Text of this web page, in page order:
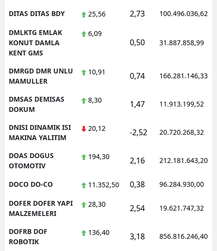
DITAS DITAS BDY 25,56 2,73 100.496.036,62
DMLKTG EMLAK
KONUT DAMLA
KENT GMS
6,09
0,50 31.887.858,99
DMRGD DMR UNLU
MAMULLER
10,91 0,74 166.281.146,33
DMSAS DEMISAS
DOKUM
8,30 1,47 11.913.199,52
DNISI DINAMIK ISI
MAKINA YALITIM
20,12 -2,52 20.720.268,32
DOAS DOGUS
OTOMOTIV
194,30 2,16 212.181.643,20
DOCO DO-CO 11.352,50 0,38 96.284.930,00
DOFER DOFER YAPI
MALZEMELERI
28,30 2,54 19.621.747,32
DOFRB DOF
ROBOTIK
136,40 3,18 856.816.246,40